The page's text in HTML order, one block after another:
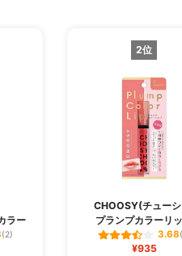
ラー
(2)
2位
CHOOSY(チュー
プランプカラーリ
3.68
¥935